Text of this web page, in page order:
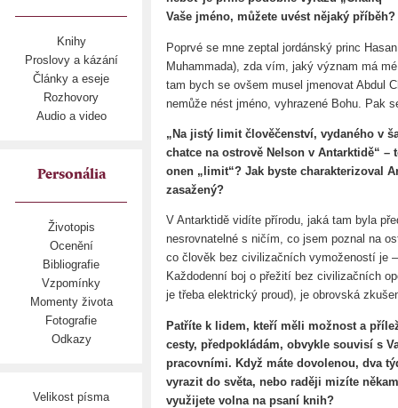
Knihy
Proslovy a kázání
Články a eseje
Rozhovory
Audio a video
Personália
Životopis
Ocenění
Bibliografie
Vzpomínky
Momenty života
Fotografie
Odkazy
Velikost písma
Vaše jméno, můžete uvést nějaký příběh?
Poprvé se mne zeptal jordánský princ
Muhammada), zda vím, jaký význam má
tam bych se ovšem musel jmenovat Abdul
nemůže nést jméno, vyhrazené Bohu. Pak
„Na jistý limit člověčenství, vydaného v
chatce na ostrově Nelson v Antarktidě“
onen „limit“? Jak byste charakterizoval
zasažený?
V Antarktidě vidíte přírodu, jaká tam byla
nesrovnatelné s ničím, co jsem poznal na
co člověk bez civilizačních vymožeností je
Každodenní boj o přežití bez civilizačních
je třeba elektrický proud), je obrovská
Patříte k lidem, kteří měli možnost a
cesty, předpokládám, obvykle souvisí s
pracovními. Když máte dovolenou, dva
vyrazit do světa, nebo raději mizíte
využijete volna na psaní knih?